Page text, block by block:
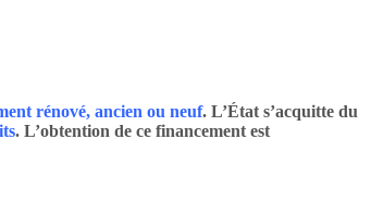
rénové, ancien ou neuf. L’État s’acquitte du
. L’obtention de ce financement est